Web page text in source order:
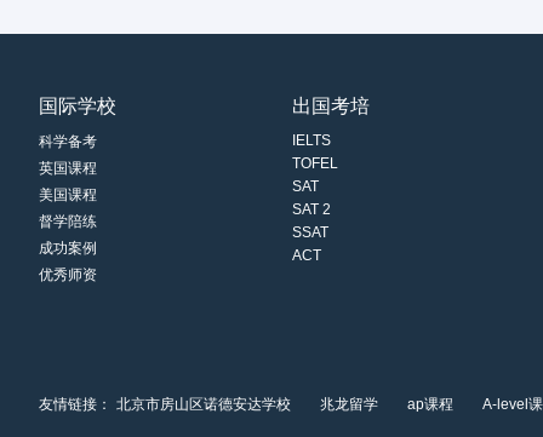
国际学校
科学备考
英国课程
美国课程
督学陪练
成功案例
优秀师资
出国考培
IELTS
TOFEL
SAT
SAT 2
SSAT
ACT
友情链接： 北京市房山区诺德安达学校 兆龙留学 ap课程 A-level